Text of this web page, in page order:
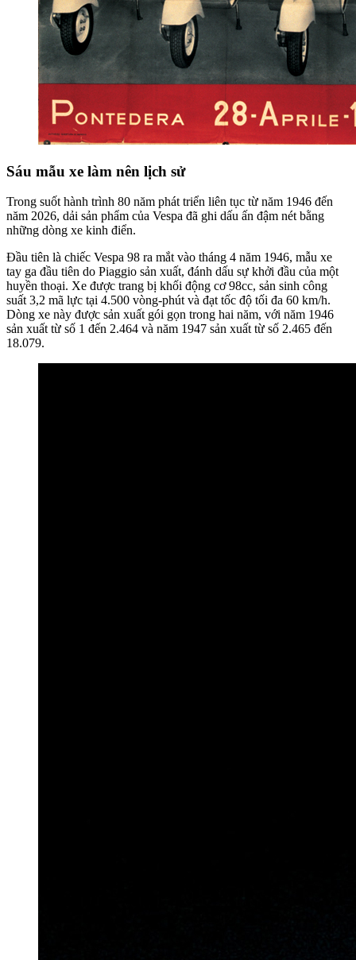
Sáu mẫu xe làm nên lịch sử
Trong suốt hành trình 80 năm phát triển liên tục từ năm 1946 đến
năm 2026, dải sản phẩm của Vespa đã ghi dấu ấn đậm nét bằng
những dòng xe kinh điển.
Đầu tiên là chiếc Vespa 98 ra mắt vào tháng 4 năm 1946, mẫu xe
tay ga đầu tiên do Piaggio sản xuất, đánh dấu sự khởi đầu của một
huyền thoại. Xe được trang bị khối động cơ 98cc, sản sinh công
suất 3,2 mã lực tại 4.500 vòng-phút và đạt tốc độ tối đa 60 km/h.
Dòng xe này được sản xuất gói gọn trong hai năm, với năm 1946
sản xuất từ số 1 đến 2.464 và năm 1947 sản xuất từ số 2.465 đến
18.079.